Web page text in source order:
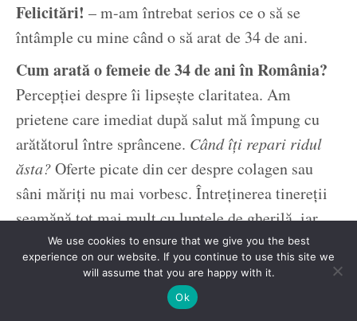
Felicitări! – m-am întrebat serios ce o să se
întâmple cu mine când o să arat de 34 de ani.
Cum arată o femeie de 34 de ani în România?
Percepției despre îi lipsește claritatea. Am
prietene care imediat după salut mă împung cu
arătătorul între sprâncene. Când îți repari ridul
ăsta?Oferte picate din cer despre colagen sau
sâni măriți nu mai vorbesc. Întreținerea tinereții
seamănă tot mai mult cu luptele de gherilă, iar
partizanii devin tot mai agresivi.
Adoptăm ideea siliconului în sâni!
Luptăm pentru colagen!
We use cookies to ensure that we give you the best
experience on our website. If you continue to use this site we
will assume that you are happy with it.
Ok